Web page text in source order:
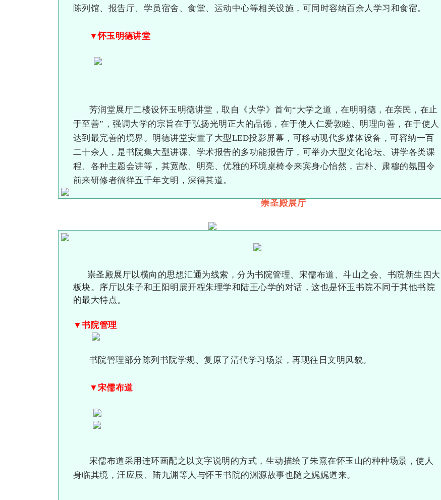
陈列馆、报告厅、学员宿舍、食堂、运动中心等相关设施，可同时容纳百余人学习和食宿。
▼怀玉明德讲堂
芳润堂展厅二楼设怀玉明德讲堂，取自《大学》首句“大学之道，在明明德，在亲民，在止
于至善”，强调大学的宗旨在于弘扬光明正大的品德，在于使人仁爱敦睦、明理向善，在于使人
达到最完善的境界。明德讲堂安置了大型LED投影屏幕，可移动现代多媒体设备，可容纳一百
二十余人，是书院集大型讲课、学术报告的多功能报告厅，可举办大型文化论坛、讲学各类课
程、各种主题会讲等，其宽敞、明亮、优雅的环境桌椅令来宾身心怡然，古朴、肃穆的氛围令
前来研修者徜徉五千年文明，深得其道。
崇圣殿展厅
崇圣殿展厅以横向的思想汇通为线索，分为书院管理、宋儒布道、斗山之会、书院新生四大
板块。序厅以朱子和王阳明展开程朱理学和陆王心学的对话，这也是怀玉书院不同于其他书院
的最大特点。
▼书院管理
书院管理部分陈列书院学规、复原了清代学习场景，再现往日文明风貌。
▼宋儒布道
宋儒布道采用连环画配之以文字说明的方式，生动描绘了朱熹在怀玉山的种种场景，使人
身临其境，汪应辰、陆九渊等人与怀玉书院的渊源故事也随之娓娓道来。